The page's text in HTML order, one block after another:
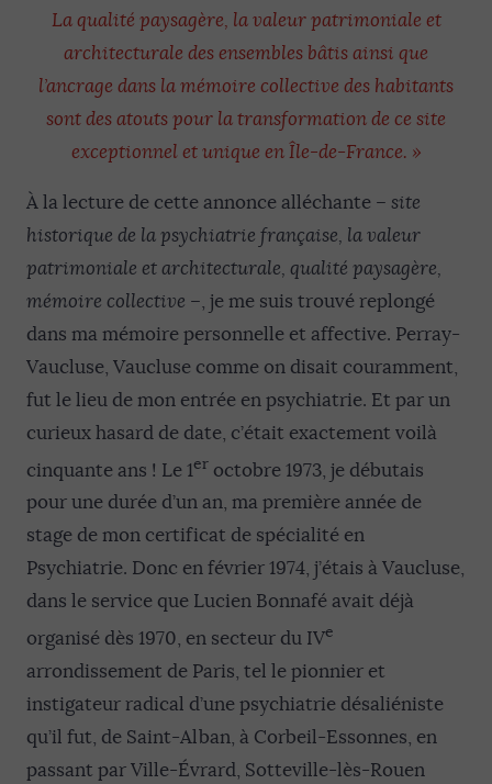
La qualité paysagère, la valeur patrimoniale et
architecturale des ensembles bâtis ainsi que
l’ancrage dans la mémoire collective des habitants
sont des atouts pour la transformation de ce site
exceptionnel et unique en Île-de-France. »
À la lecture de cette annonce alléchante – site
historique de la psychiatrie française, la valeur
patrimoniale et architecturale, qualité paysagère,
mémoire collective –, je me suis trouvé replongé
dans ma mémoire personnelle et affective. Perray-
Vaucluse, Vaucluse comme on disait couramment,
fut le lieu de mon entrée en psychiatrie. Et par un
curieux hasard de date, c’était exactement voilà
cinquante ans ! Le 1er octobre 1973, je débutais
pour une durée d’un an, ma première année de
stage de mon certificat de spécialité en
Psychiatrie. Donc en février 1974, j’étais à Vaucluse,
dans le service que Lucien Bonnafé avait déjà
organisé dès 1970, en secteur du IVe
arrondissement de Paris, tel le pionnier et
instigateur radical d’une psychiatrie désaliéniste
qu’il fut, de Saint-Alban, à Corbeil-Essonnes, en
passant par Ville-Évrard, Sotteville-lès-Rouen